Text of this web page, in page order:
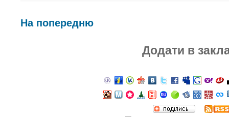
На попередню
Додати в